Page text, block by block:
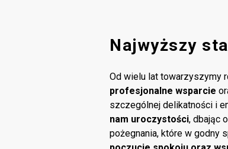
Najwyższy
Od wielu lat towarzyszymy
profesjonalne wsparcie
szczególnej delikatności i
nam uroczystości, dbając
pożegnania, które w godny